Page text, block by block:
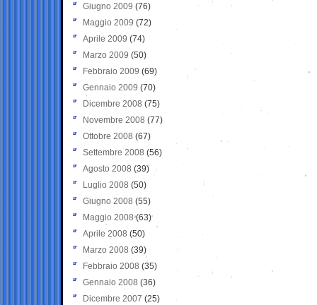
Giugno 2009 (76)
Maggio 2009 (72)
Aprile 2009 (74)
Marzo 2009 (50)
Febbraio 2009 (69)
Gennaio 2009 (70)
Dicembre 2008 (75)
Novembre 2008 (77)
Ottobre 2008 (67)
Settembre 2008 (56)
Agosto 2008 (39)
Luglio 2008 (50)
Giugno 2008 (55)
Maggio 2008(63)
Aprile 2008 (50)
Marzo 2008 (39)
Febbraio 2008 (35)
Gennaio 2008 (36)
Dicembre 2007 (25)